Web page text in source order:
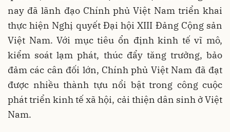
nay đã lãnh đạo Chính phủ Việt Nam triển khai
thực hiện Nghị quyết Đại hội XIII Đảng Cộng sản
Việt Nam. Với mục tiêu ổn định kinh tế vĩ mô,
kiểm soát lạm phát, thúc đẩy tăng trưởng, bảo
đảm các cân đối lớn, Chính phủ Việt Nam đã đạt
được nhiều thành tựu nổi bật trong công cuộc
phát triển kinh tế xã hội, cải thiện dân sinh ở Việt
Nam.